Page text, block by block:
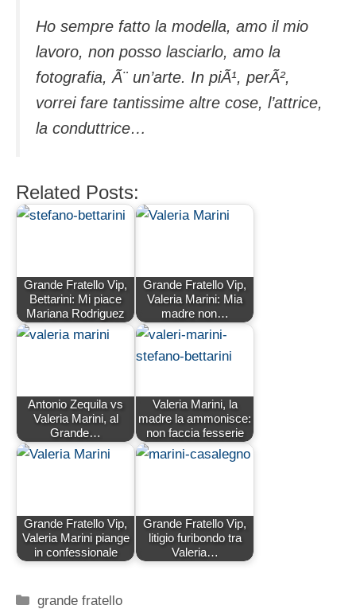
Ho sempre fatto la modella, amo il mio
lavoro, non posso lasciarlo, amo la
fotografia, Ã¨ un’arte. In piÃ¹, perÃ²,
vorrei fare tantissime altre cose, l’attrice,
la conduttrice…
Related Posts:
Grande Fratello Vip,
Bettarini: Mi piace
Mariana Rodriguez
Grande Fratello Vip,
Valeria Marini: Mia
madre non…
Antonio Zequila vs
Valeria Marini, al
Grande…
Valeria Marini, la
madre la ammonisce:
non faccia fesserie
Grande Fratello Vip,
Valeria Marini piange
in confessionale
Grande Fratello Vip,
litigio furibondo tra
Valeria…
Categorie
grande fratello